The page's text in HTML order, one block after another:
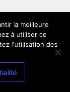
la meilleure
à utiliser ce
l'utilisation des